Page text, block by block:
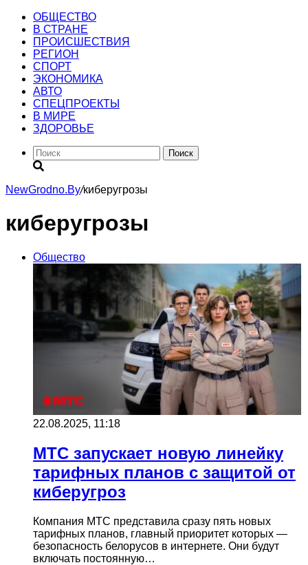
ОБЩЕСТВО
В СТРАНЕ
ПРОИСШЕСТВИЯ
РЕГИОН
CПОРТ
ЭКОНОМИКА
АВТО
СПЕЦПРОЕКТЫ
В МИРЕ
ЗДОРОВЬЕ
Поиск
NewGrodno.By/киберугрозы
киберугрозы
Общество
22.08.2025, 11:18
МТС запускает новую линейку
тарифных планов с защитой от
киберугроз
Компания МТС представила сразу пять новых
тарифных планов, главный приоритет которых —
безопасность белорусов в интернете. Они будут
включать постоянную…